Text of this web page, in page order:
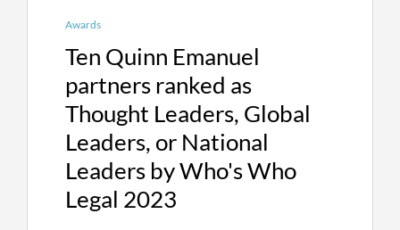
财产受托人责任及贷方责任诉讼
审计责任诉讼
欺诈性财产主张及
帮助和教唆案件
当客户需要对抗大型商业银行或者全球主要会计
师事务所时，通常会聘请昆鹰担任法律顾问。八
年前，昆鹰曾作出一项重要决定：不再为经常在
Awards
Ten Quinn Emanuel
partners ranked as
Thought Leaders, Global
Leaders, or National
Leaders by Who's Who
Legal 2023